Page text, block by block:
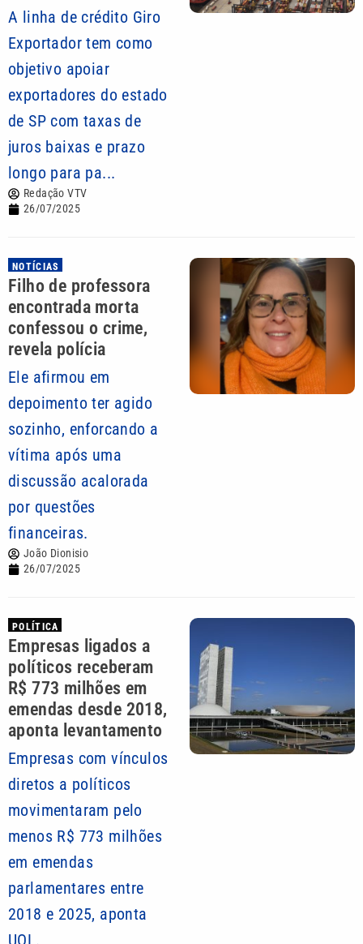
A linha de crédito Giro
Exportador tem como
objetivo apoiar
exportadores do estado
de SP com taxas de
juros baixas e prazo
longo para pa...
Redação VTV
26/07/2025
NOTÍCIAS
Filho de professora
encontrada morta
confessou o crime,
revela polícia
Ele afirmou em
depoimento ter agido
sozinho, enforcando a
vítima após uma
discussão acalorada
por questões
financeiras.
João Dionisio
26/07/2025
POLÍTICA
Empresas ligados a
políticos receberam
R$ 773 milhões em
emendas desde 2018,
aponta levantamento
Empresas com vínculos
diretos a políticos
movimentaram pelo
menos R$ 773 milhões
em emendas
parlamentares entre
2018 e 2025, aponta
UOL.